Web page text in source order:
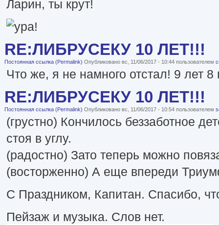
Ларин, ты крут!
RE:ЛИБРУСЕКУ 10 ЛЕТ!!!
Постоянная ссылка (Permalink) Опубликовано вс, 11/06/2017 - 10:44 пользователем
Что же, я не намного отстал! 9 лет
RE:ЛИБРУСЕКУ 10 ЛЕТ!!!
Постоянная ссылка (Permalink) Опубликовано вс, 11/06/2017 - 10:54 пользователем
(грустно) Кончилось беззаботное
стоя в углу.
(радостно) Зато теперь можно
(восторженно) А еще впереди
С Праздником, Капитан. Спасибо,
Пейзаж и музыка. Слов нет.